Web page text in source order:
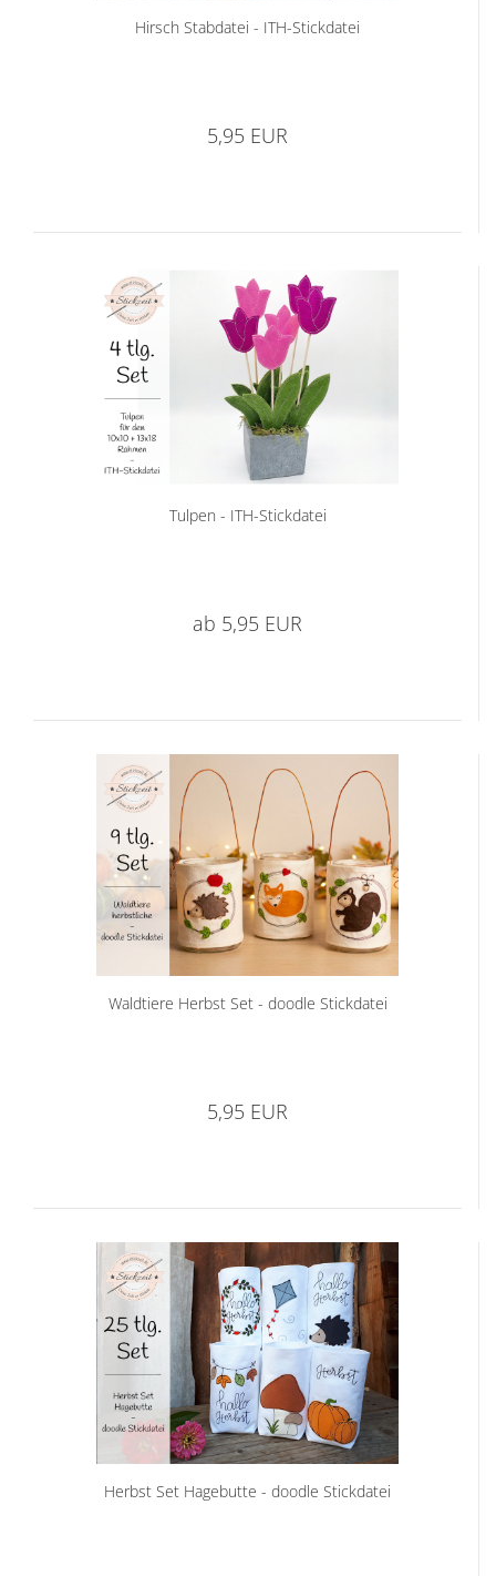
Hirsch Stabdatei - ITH-Stickdatei
5,95 EUR
Tulpen - ITH-Stickdatei
ab 5,95 EUR
Waldtiere Herbst Set - doodle Stickdatei
5,95 EUR
Herbst Set Hagebutte - doodle Stickdatei